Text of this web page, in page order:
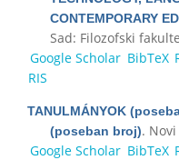
CONTEMPORARY
Sad: Filozofski
Google Scholar BibTeX
RIS
TANULMÁNYOK
(poseban broj).
Google Scholar BibTeX